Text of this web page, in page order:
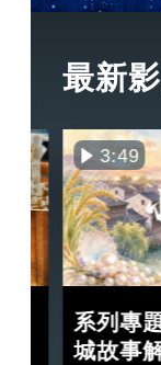
最新
3:49
系列專
城故事